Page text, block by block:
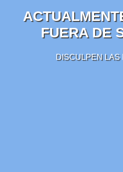
FUERA DE
DISCULPEN LAS